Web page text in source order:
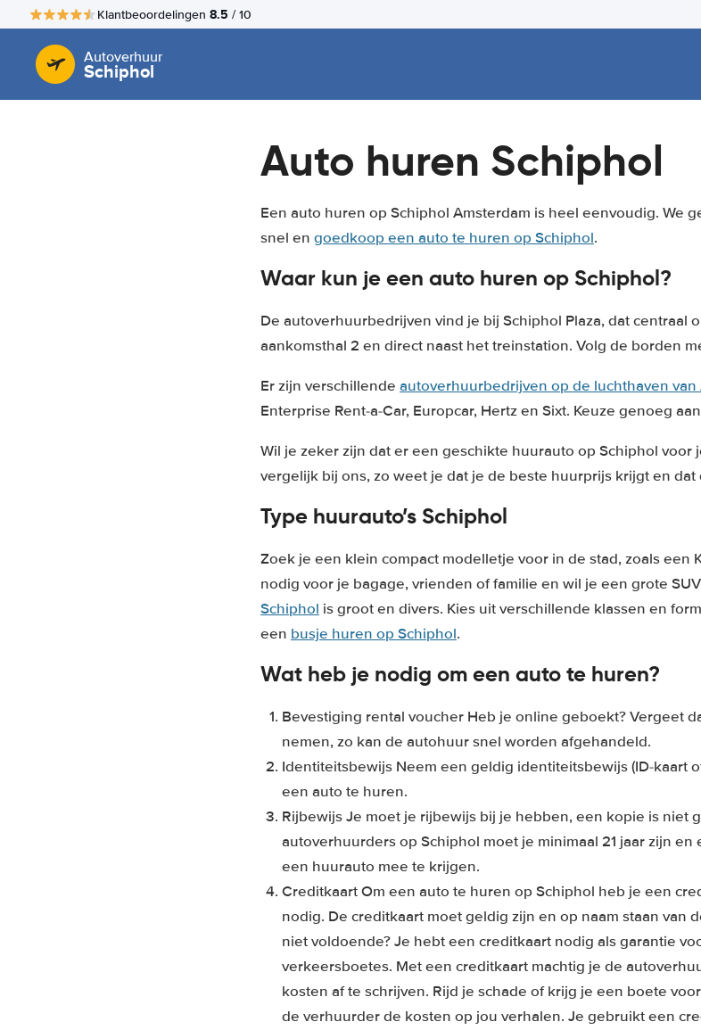
Klantbeoordelingen 8.5 / 10
Autoverhuur
Schiphol
Auto huren Schiphol
Een auto huren op Schiphol Amsterdam is heel eenvoudig. We
snel en goedkoop een auto te huren op Schiphol.
Waar kun je een auto huren op Schiphol?
De autoverhuurbedrijven vind je bij Schiphol Plaza, dat centraal
aankomsthal 2 en direct naast het treinstation. Volg de borden
Er zijn verschillende autoverhuurbedrijven op de luchthaven van
Enterprise Rent-a-Car, Europcar, Hertz en Sixt. Keuze genoeg
Wil je zeker zijn dat er een geschikte huurauto op Schiphol voor
vergelijk bij ons, zo weet je dat je de beste huurprijs krijgt en dat
Type huurauto’s Schiphol
Zoek je een klein compact modelletje voor in de stad, zoals een
nodig voor je bagage, vrienden of familie en wil je een grote
Schiphol is groot en divers. Kies uit verschillende klassen en
een busje huren op Schiphol.
Wat heb je nodig om een auto te huren?
Bevestiging rental voucher Heb je online geboekt? Vergeet
nemen, zo kan de autohuur snel worden afgehandeld.
Identiteitsbewijs Neem een geldig identiteitsbewijs (ID-kaart
een auto te huren.
Rijbewijs Je moet je rijbewijs bij je hebben, een kopie is niet
autoverhuurders op Schiphol moet je minimaal 21 jaar zijn
een huurauto mee te krijgen.
Creditkaart Om een auto te huren op Schiphol heb je een
nodig. De creditkaart moet geldig zijn en op naam staan van
niet voldoende? Je hebt een creditkaart nodig als garantie
verkeersboetes. Met een creditkaart machtig je de
kosten af te schrijven. Rijd je schade of krijg je een boete
de verhuurder de kosten op jou verhalen. Je gebruikt een